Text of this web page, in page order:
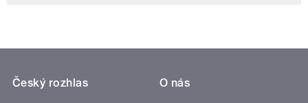
Český rozhlas
O nás